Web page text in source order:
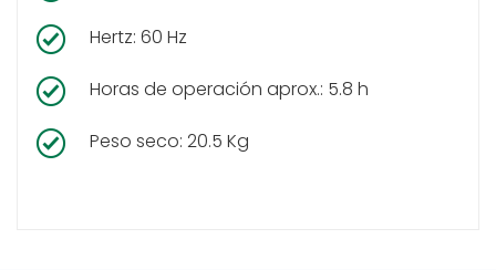
Hertz: 60 Hz
Horas de operación aprox.: 5.8 h
Peso seco: 20.5 Kg